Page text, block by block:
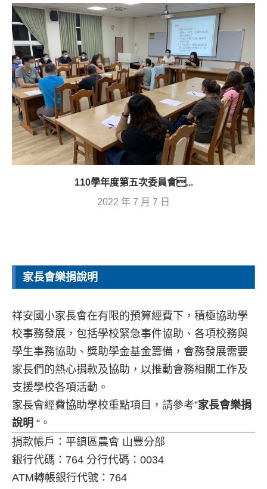
110學年度第五次委員會...
2022 年 7 月 7 日
家長會樂捐說明
祥安國小家長會在有限的預算經費下，積極協助學
校事務發展，包括學校緊急事件協助、各項校務與
學生事務協助、獎助學金基金籌備，會務發展需要
家長們的熱心捐款及協助，以推動會務相關工作及
支援學校各項活動。
家長會經費協助學校重點項目，請參考”家長會樂捐
說明 “。
捐款帳戶：平鎮區農會 山豐分部
銀行代碼：764 分行代碼：0034
ATM轉帳銀行代號：764